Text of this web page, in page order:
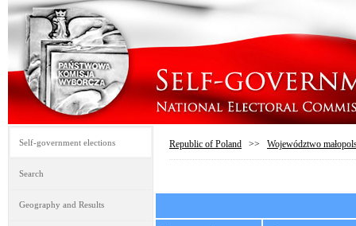
Self-government elections
Search
Geography and Results
Republic of Poland >> Województwo